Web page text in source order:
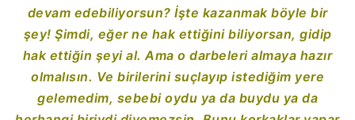
devam edebiliyorsun? İşte kazanmak böyle bir
şey! Şimdi, eğer ne hak ettiğini biliyorsan, gidip
hak ettiğin şeyi al. Ama o darbeleri almaya hazır
olmalısın. Ve birilerini suçlayıp istediğim yere
gelemedim, sebebi oydu ya da buydu ya da